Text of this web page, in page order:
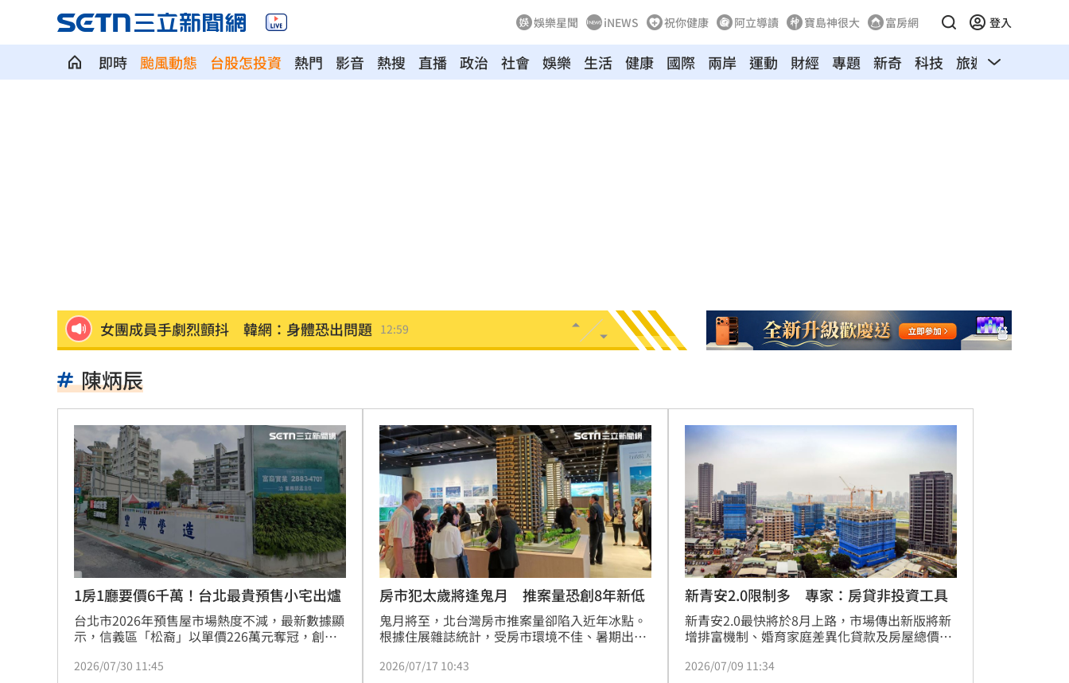
娛樂星聞 iNEWS 祝你健康 阿立導讀 寶島神很大 富房網 登入
即時 颱風動態 台股怎投資 熱門 影音 熱搜 直播 政治 社會 娛樂 生活 健康 國際 兩岸 運動 財經 專題 新奇 科技 旅遊 汽車
女團成員手劇烈顫抖 韓網：身體恐出問題 12:59
宣布出道十年 大咖樂團成員1惡疾纏身 12:52
道奇守護神挨再見2分砲 遭逆轉苦吞7連敗 12:47
BMW小跑車自撞翻覆！氣囊爆22歲男困車內 12:46
朴寶劍替爸扛8億債 昔宣布破產仍不埋怨 12:40
青春回來了！「阿妹妹」睽違27年驚喜合體 12:35
星宇航空往返沖繩「全取消」加班機也喊卡 12:32
白海豚逼近越晚越有感！估雨彈從北轟到南 12:31
陳炳辰
1房1廳要價6千萬！台北最貴預售小宅出爐
台北市2026年預售屋市場熱度不減，最新數據顯
示，信義區「松裔」以單價226萬元奪冠，創下
ATELIER111」、士林區「文心天母」、南港區
2026/07/30 11:45
房市犯太歲將逢鬼月 推案量恐創8年新低
鬼月將至，北台灣房市推案量卻陷入近年冰點。
根據住展雜誌統計，受房市環境不佳、暑期出
台灣推案量預估僅453.5億元，年減36.3%，創下
2026/07/17 10:43
新青安2.0限制多 專家：房貸非投資工具
新青安2.0最快將於8月上路，市場傳出新版將新
增排富機制、婚育家庭差異化貸款及房屋總價限
購屋的政策方向，也讓補貼對象更加明確，但在
2026/07/09 11:34